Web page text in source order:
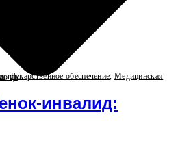
,Лекарственное обеспечение,
инвалид: